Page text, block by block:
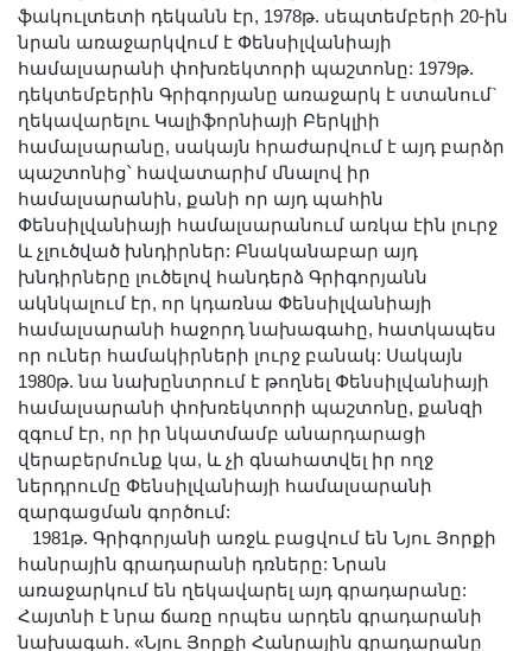
ֆակուլտետի դեկանն էր, 1978թ. սեպտեմբերի 20-ին
նրան առաջարկվում է Փենսիլվանիայի
համալսարանի փոխռեկտորի պաշտոնը: 1979թ.
դեկտեմբերին Գրիգորյանը առաջարկ է ստանում`
ղեկավարելու Կալիֆորնիայի Բերկլիի
համալսարանը, սակայն հրաժարվում է այդ բարձր
պաշտոնից՝ հավատարիմ մնալով իր
համալսարանին, քանի որ այդ պահին
Փենսիլվանիայի համալսարանում առկա էին լուրջ
և չլուծված խնդիրներ: Բնականաբար այդ
խնդիրները լուծելով հանդերձ Գրիգորյանն
ակնկալում էր, որ կդառնա Փենսիլվանիայի
համալսարանի հաջորդ նախագահը, հատկապես
որ ուներ համակիրների լուրջ բանակ: Սակայն
1980թ. նա նախընտրում է թողնել Փենսիլվանիայի
համալսարանի փոխռեկտորի պաշտոնը, քանզի
զգում էր, որ իր նկատմամբ անարդարացի
վերաբերմունք կա, և չի գնահատվել իր ողջ
ներդրումը Փենսիլվանիայի համալսարանի
զարգացման գործում:
1981թ. Գրիգորյանի առջև բացվում են Նյու Յորքի
հանրային գրադարանի դռները: Նրան
առաջարկում են ղեկավարել այդ գրադարանը:
Հայտնի է նրա ճառը որպես արդեն գրադարանի
նախագահ. «Նյու Յորքի Հանրային գրադարանը